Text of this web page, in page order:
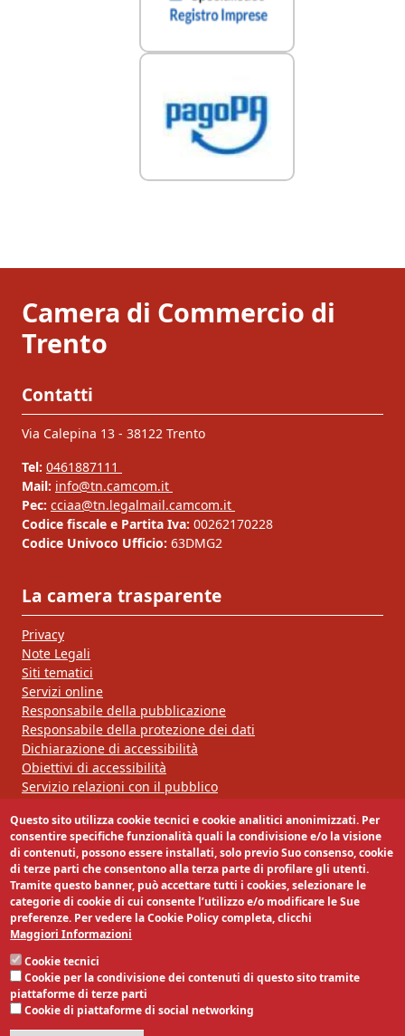
Camera di Commercio di
Trento
Contatti
Via Calepina 13 - 38122 Trento
Tel: 0461887111
Mail: info@tn.camcom.it
Pec: cciaa@tn.legalmail.camcom.it
Codice fiscale e Partita Iva: 00262170228
Codice Univoco Ufficio: 63DMG2
La camera trasparente
Privacy
Note Legali
Siti tematici
Servizi online
Responsabile della pubblicazione
Responsabile della protezione dei dati
Dichiarazione di accessibilità
Obiettivi di accessibilità
Servizio relazioni con il pubblico
Segui la nostra pagina:
Questo sito utilizza cookie tecnici e cookie analitici anonimizzati. Per
consentire specifiche funzionalità quali la condivisione e/o la visione
di contenuti, possono essere installati, solo previo Suo consenso, cookie
di terze parti che consentono alla terza parte di profilare gli utenti.
Tramite questo banner, può accettare tutti i cookies, selezionare le
categorie di cookie di cui consente l’utilizzo e/o modificare le Sue
preferenze. Per vedere la Cookie Policy completa, clicchi
Maggiori Informazioni
Cookie tecnici
Cookie per la condivisione dei contenuti di questo sito tramite
piattaforme di terze parti
Cookie di piattaforme di social networking